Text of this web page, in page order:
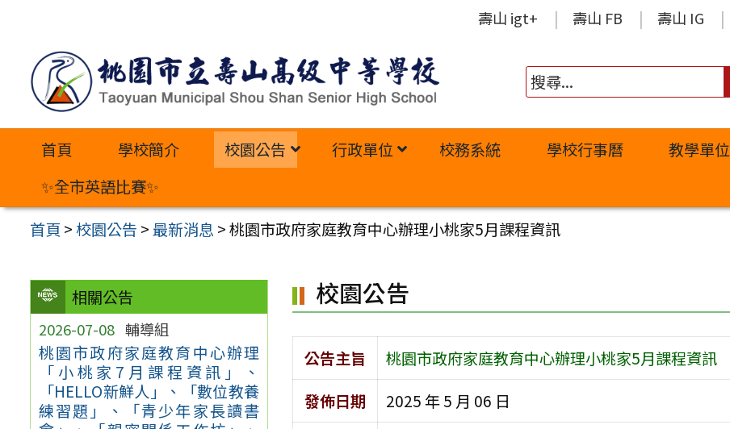
內
壽山 igt+ 壽山 FB 壽山 IG
首頁 學校簡介 校園公告 行政單位 校務系統 學校行事曆 教學單位
✨全市英語比賽✨
首頁 >校園公告 >最新消息 >桃園市政府家庭教育中心辦理小桃家5月課程資訊
相關公告
2026-07-08 輔導組
桃園市政府家庭教育中心辦理
「小桃家7月課程資訊」、
「HELLO新鮮人」、「數位教養
練習題」、「青少年家長讀書
校園公告
公告主旨
桃園市政府家庭教育中心辦理小桃家5月課程資訊
發佈日期
2025 年 5 月 06 日